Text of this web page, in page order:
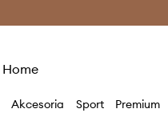
Home
Akcesoria Sport Premium